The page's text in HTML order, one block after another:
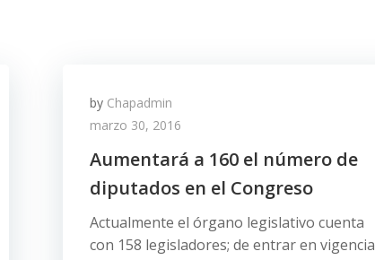
by Chapadmin
marzo 30, 2016
Aumentará a 160 el número de
diputados en el Congreso
Actualmente el órgano legislativo cuenta
con 158 legisladores; de entrar en vigencia